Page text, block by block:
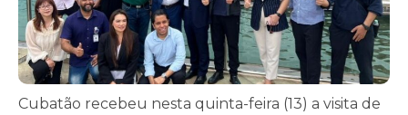
Cubatão recebeu nesta quinta-feira (13) a visita de